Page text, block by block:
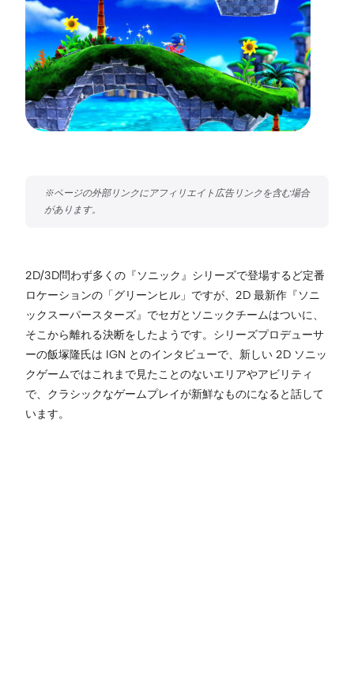
2D/3D問わず多くの『ソニック』シリーズで登場するど定番
ロケーションの「グリーンヒル」ですが、2D 最新作『ソニ
ックスーパースターズ』でセガとソニックチームはついに、
そこから離れる決断をしたようです。シリーズプロデューサ
ーの飯塚隆氏は IGN とのインタビューで、新しい 2D ソニッ
クゲームではこれまで見たことのないエリアやアビリティ
で、クラシックなゲームプレイが新鮮なものになると話して
います。